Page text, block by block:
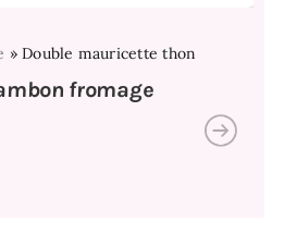
»Double mauricette thon
fromage